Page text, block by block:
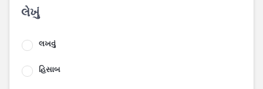
લેખું
લખવું
હિસાબ